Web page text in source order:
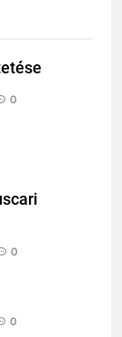
0
0
0